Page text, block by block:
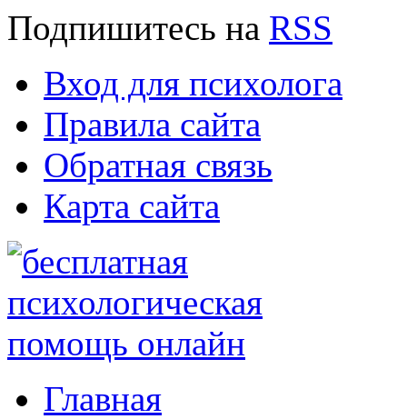
Подпишитесь на RSS
Вход для психолога
Правила сайта
Обратная связь
Карта сайта
Главная